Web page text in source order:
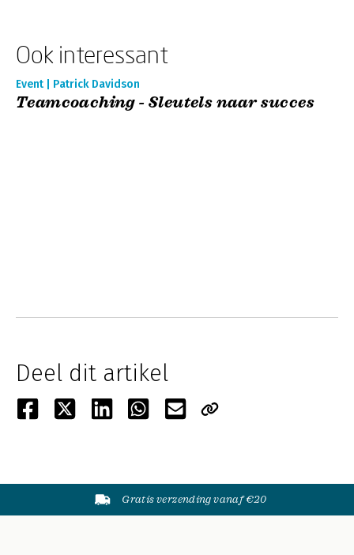
Ook interessant
Event | Patrick Davidson
Teamcoaching - Sleutels naar succes
Deel dit artikel
Gratis verzending vanaf €20